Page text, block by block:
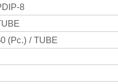
8
(Pc.) / TUBE